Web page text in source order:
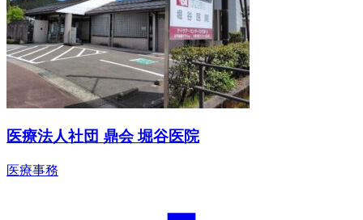
医療法人社団 鼎会 堀谷医院
医療事務